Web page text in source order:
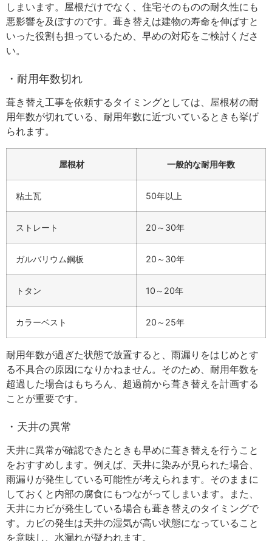
しまいます。屋根だけでなく、住宅そのものの耐久性にも
悪影響を及ぼすのです。葺き替えは建物の寿命を伸ばすと
いった役割も担っているため、早めの対応をご検討くださ
い。
・耐用年数切れ
葺き替え工事を依頼するタイミングとしては、屋根材の耐
用年数が切れている、耐用年数に近づいているときも挙げ
られます。
屋根材 一般的な耐用年数
粘土瓦 50年以上
ストレート 20～30年
ガルバリウム鋼板 20～30年
トタン 10～20年
カラーベスト 20～25年
耐用年数が過ぎた状態で放置すると、雨漏りをはじめとす
る不具合の原因になりかねません。そのため、耐用年数を
超過した場合はもちろん、超過前から葺き替えを計画する
ことが重要です。
・天井の異常
天井に異常が確認できたときも早めに葺き替えを行うこと
をおすすめします。例えば、天井に染みが見られた場合、
雨漏りが発生している可能性が考えられます。そのままに
しておくと内部の腐食にもつながってしまいます。また、
天井にカビが発生している場合も葺き替えのタイミングで
す。カビの発生は天井の湿気が高い状態になっていること
を意味し、水漏れが疑われます。